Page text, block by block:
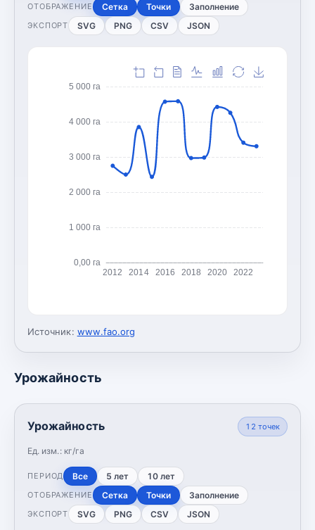
ОТОБРАЖЕНИЕ Сетка Точки Заполнение
ЭКСПОРТ SVG PNG CSV JSON
0,00 га
1 000 га
2 000 га
3 000 га
4 000 га
5 000 га
2012 2014 2016 2018 2020 2022
Источник: www.fao.org
Урожайность
Урожайность
Ед. изм.: кг/га
12 точек
ПЕРИОД Все 5 лет 10 лет
ОТОБРАЖЕНИЕ Сетка Точки Заполнение
ЭКСПОРТ SVG PNG CSV JSON